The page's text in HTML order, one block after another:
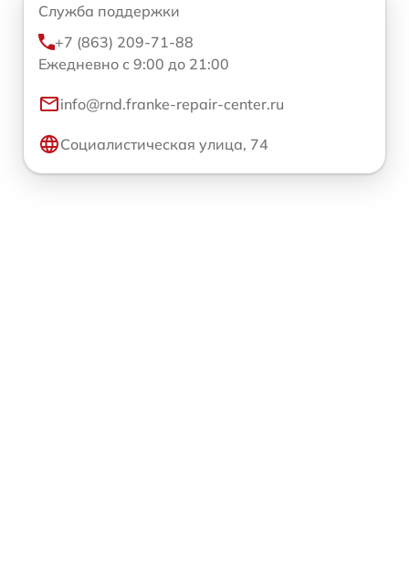
Служба поддержки
+7 (863) 209-71-88
Ежедневно с 9:00 до 21:00
info@rnd.franke-repair-center.ru
Социалистическая улица, 74